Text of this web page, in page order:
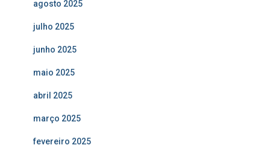
agosto 2025
julho 2025
junho 2025
maio 2025
abril 2025
março 2025
fevereiro 2025